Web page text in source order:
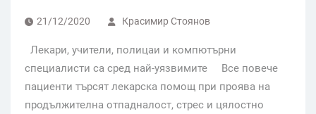
21/12/2020 Красимир Стоянов
Лекари, учители, полицаи и компютърни
специалисти са сред най-уязвимите Все повече
пациенти търсят лекарска помощ при проява на
продължителна отпадналост, стрес и цялостно